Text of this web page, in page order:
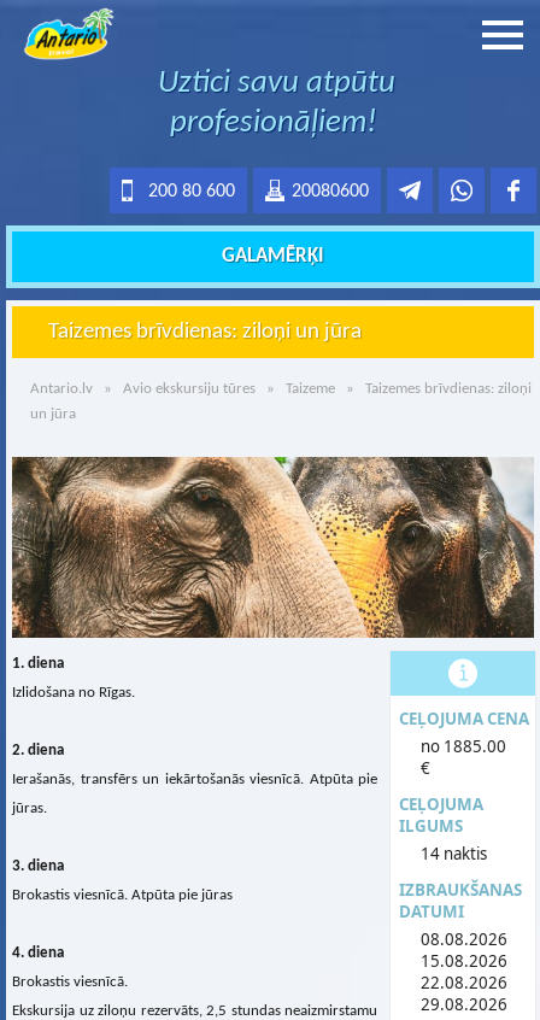
Uztici savu atpūtu
profesionāļiem!
20080600
200 80 600
GALAMĒRĶI
Taizemes brīvdienas: ziloņi un jūra
Antario.lv » Avio ekskursiju tūres » Taizeme » Taizemes brīvdienas: ziloņi
un jūra
CEĻOJUMA CENA
no 1885.00
€
CEĻOJUMA
ILGUMS
14 naktis
IZBRAUKŠANAS
DATUMI
08.08.2026
15.08.2026
22.08.2026
29.08.2026
1. diena
Izlidošana no Rīgas.
2. diena
Ierašanās, transfērs un iekārtošanās viesnīcā. Atpūta pie
jūras.
3. diena
Brokastis viesnīcā. Atpūta pie jūras
4. diena
Brokastis viesnīcā.
Ekskursija uz ziloņu rezervāts, 2,5 stundas neaizmirstamu